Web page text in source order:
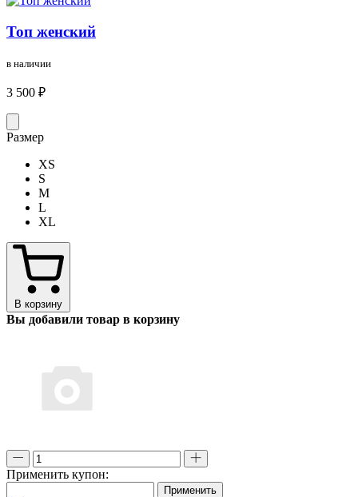
Топ женский
в наличии
3 500 ₽
Размер
XS
S
M
L
XL
В корзину
Вы добавили товар в корзину
Применить купон:
Применить